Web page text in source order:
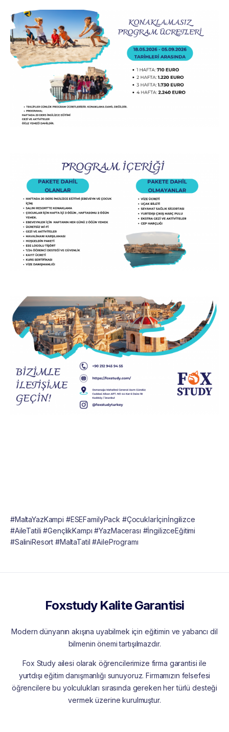
#MaltaYazKampi #ESEFamilyPack #Çocuklarİçinİngilizce
#AileTatili #GençlikKampı #YazMacerası #İngilizceEğitimi
#SaliniResort #MaltaTatil #AileProgramı
Foxstudy Kalite Garantisi
Modern dünyanın akışına uyabilmek için eğitimin ve yabancı dil
bilmenin önemi tartışılmazdır.
Fox Study ailesi olarak öğrencilerimize firma garantisi ile
yurtdışı eğitim danışmanlığı sunuyoruz. Firmamızın felsefesi
öğrencilere bu yolculukları sırasında gereken her türlü desteği
vermek üzerine kurulmuştur.